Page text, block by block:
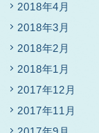
2018年4月
2018年3月
2018年2月
2018年1月
2017年12月
2017年11月